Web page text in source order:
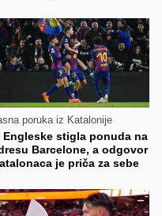
poruka iz Katalonije
Engleske stigla ponuda na
Barcelone, a odgovor
je priča za sebe